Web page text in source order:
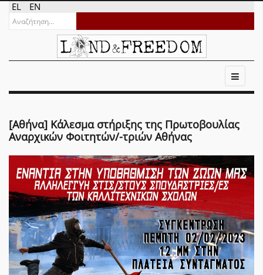
EL EN
[Αθήνα] Κάλεσμα στήριξης της Πρωτοβουλίας
Αναρχικών Φοιτητών/-τριών Αθήνας